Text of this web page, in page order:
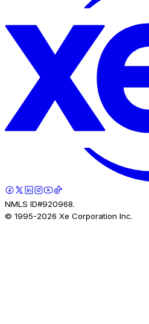
NMLS ID#920968.
© 1995-2026 Xe Corporation Inc.